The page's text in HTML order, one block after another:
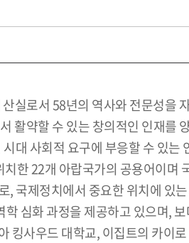
실로서 58년의 역사와 전문성을
활약할 수 있는 창의적인 인재를
대 사회적 요구에 부응할 수 있는
한 22개 아랍국가의 공용어이며
국제정치에서 중요한 위치에 있
심화 과정을 제공하고 있으며,
킹사우드 대학교, 이집트의 카이